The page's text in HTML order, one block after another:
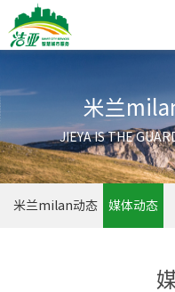
米兰
JIEYA IS THE
米兰milan动态 媒体动态